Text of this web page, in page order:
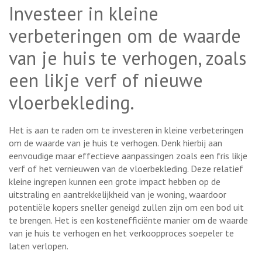
Investeer in kleine
verbeteringen om de waarde
van je huis te verhogen, zoals
een likje verf of nieuwe
vloerbekleding.
Het is aan te raden om te investeren in kleine verbeteringen
om de waarde van je huis te verhogen. Denk hierbij aan
eenvoudige maar effectieve aanpassingen zoals een fris likje
verf of het vernieuwen van de vloerbekleding. Deze relatief
kleine ingrepen kunnen een grote impact hebben op de
uitstraling en aantrekkelijkheid van je woning, waardoor
potentiële kopers sneller geneigd zullen zijn om een bod uit
te brengen. Het is een kostenefficiënte manier om de waarde
van je huis te verhogen en het verkoopproces soepeler te
laten verlopen.